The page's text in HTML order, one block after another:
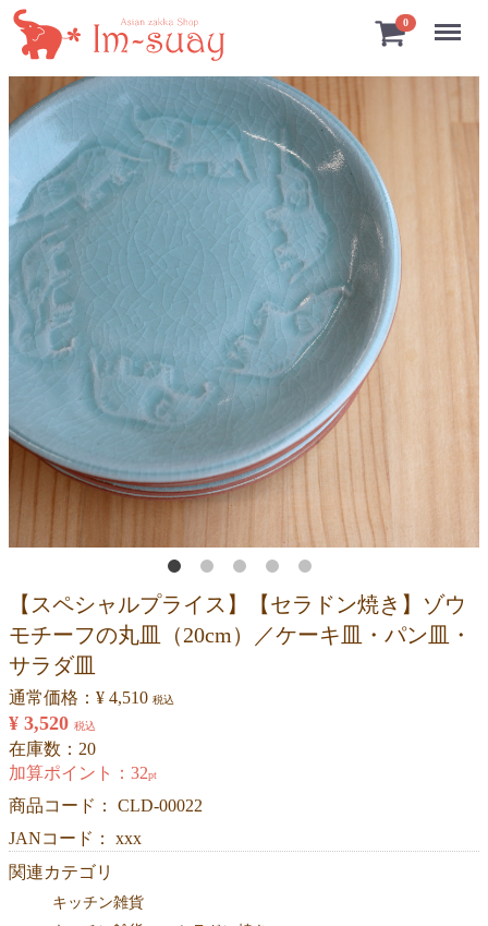
0 Menu
【スペシャルプライス】【セラドン焼き】ゾウ
モチーフの丸皿（20cm）／ケーキ皿・パン皿・
サラダ皿
通常価格： ¥ 4,510 税込
¥ 3,520 税込
在庫数：20
加算ポイント： 32pt
商品コード： CLD-00022
JANコード： xxx
関連カテゴリ
キッチン雑貨